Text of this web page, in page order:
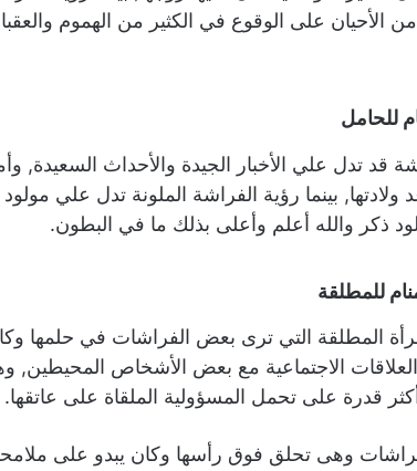
الأحيان على الوقوع في الكثير من الهموم
للحامل
قد تدل علي الأخبار الجيدة والأحداث السعيدة,
بينما رؤية الفراشة الملونة تدل علي مولود
ذكر والله أعلم وأعلى بذلك ما في البطون.
للمطلقة
المطلقة التي ترى بعض الفراشات في حلمها
الاجتماعية مع بعض الأشخاص المحيطين,
قدرة على تحمل المسؤولية الملقاة على عاتقها.
وهى تحلق فوق رأسها وكان يبدو على